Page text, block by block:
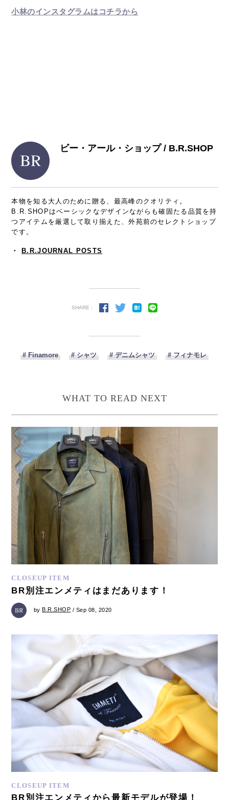
小林のインスタグラムはコチラから
ビー・アール・ショップ / B.R.SHOP
本物を知る大人のために贈る、最高峰のクオリティ。
B.R.SHOPはベーシックなデザインながらも確固たる品質を持
つアイテムを厳選して取り揃えた、外苑前のセレクトショップ
です。
・ B.R.JOURNAL POSTS
SHARE :
# Finamore # シャツ # デニムシャツ # フィナモレ
WHAT TO READ NEXT
CLOSEUP ITEM
BR別注エンメティはまだあります！
by B.R.SHOP / Sep 08, 2020
CLOSEUP ITEM
BR別注エンメティから最新モデルが登場！